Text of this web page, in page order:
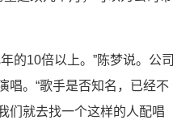
的10倍以上。”陈梦说。公司
唱。“歌手是否知名，已经不
们就去找一个这样的人配唱